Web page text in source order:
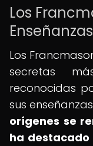
Los
Los
secretas
reconocidas
sus
orígenes se
ha